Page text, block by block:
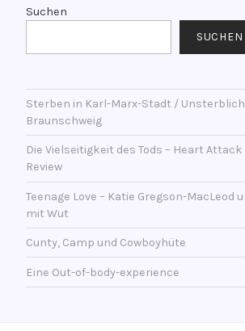
g
t
e
t
m
i
t
A
l
b
u
m
Suchen
SUCHEN
Sterben in Karl-Marx-Stadt /
Braunschweig
Die Vielseitigkeit des Tods – Heart
Review
Teenage Love – Katie Gregson-MacLeod
mit Wut
Cunty, Camp und Cowboyhüte
Eine Out-of-body-experience